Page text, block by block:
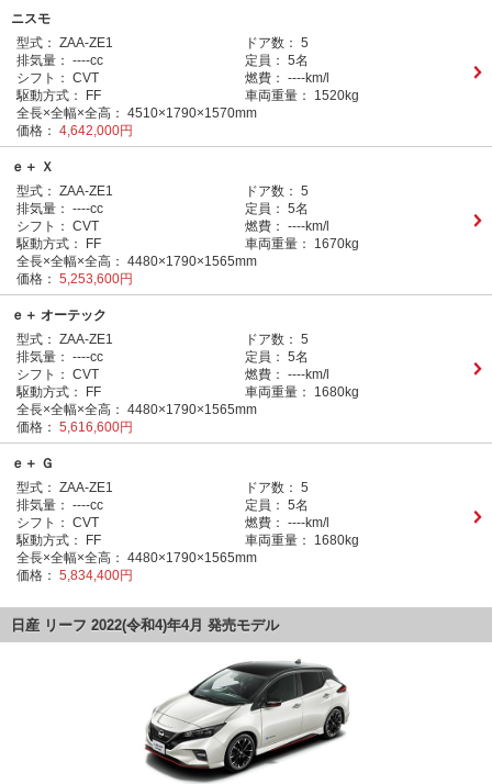
ニスモ
型式： ZAA-ZE1 ドア数： 5
排気量： ----cc 定員： 5名
シフト： CVT 燃費： ----km/l
駆動方式：
FF 車両重量：
1520kg
全長×全幅×全高： 4510×1790×1570mm
価格： 4,642,000円
ｅ＋ Ｘ
型式： ZAA-ZE1 ドア数： 5
排気量： ----cc 定員： 5名
シフト： CVT 燃費： ----km/l
駆動方式：
FF 車両重量：
1670kg
全長×全幅×全高： 4480×1790×1565mm
価格： 5,253,600円
ｅ＋ オーテック
型式： ZAA-ZE1 ドア数： 5
排気量： ----cc 定員： 5名
シフト： CVT 燃費： ----km/l
駆動方式：
FF 車両重量：
1680kg
全長×全幅×全高： 4480×1790×1565mm
価格： 5,616,600円
ｅ＋ Ｇ
型式： ZAA-ZE1 ドア数： 5
排気量： ----cc 定員： 5名
シフト： CVT 燃費： ----km/l
駆動方式：
FF 車両重量：
1680kg
全長×全幅×全高： 4480×1790×1565mm
価格： 5,834,400円
日産 リーフ 2022(令和4)年4月 発売モデル